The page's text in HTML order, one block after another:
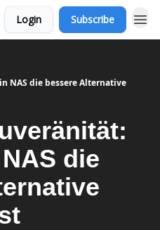
Login Subscribe
NAS die bessere Alternative
die